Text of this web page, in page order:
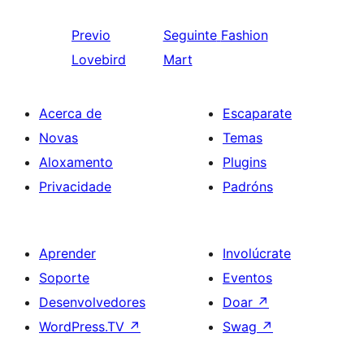
Previo
Lovebird
Seguinte Fashion
Mart
Acerca de
Novas
Aloxamento
Privacidade
Escaparate
Temas
Plugins
Padróns
Aprender
Soporte
Desenvolvedores
WordPress.TV ↗
Involúcrate
Eventos
Doar ↗
Swag ↗